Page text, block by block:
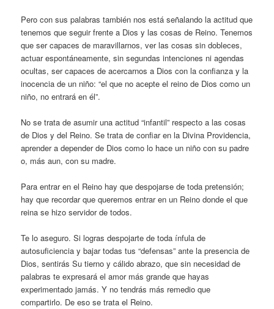
Pero con sus palabras también nos está señalando la actitud que
tenemos que seguir frente a Dios y las cosas de Reino. Tenemos
que ser capaces de maravillarnos, ver las cosas sin dobleces,
actuar espontáneamente, sin segundas intenciones ni agendas
ocultas, ser capaces de acercarnos a Dios con la confianza y la
inocencia de un niño: “el que no acepte el reino de Dios como un
niño, no entrará en él”.
No se trata de asumir una actitud “infantil” respecto a las cosas
de Dios y del Reino. Se trata de confiar en la Divina Providencia,
aprender a depender de Dios como lo hace un niño con su padre
o, más aun, con su madre.
Para entrar en el Reino hay que despojarse de toda pretensión;
hay que recordar que queremos entrar en un Reino donde el que
reina se hizo servidor de todos.
Te lo aseguro. Si logras despojarte de toda ínfula de
autosuficiencia y bajar todas tus “defensas” ante la presencia de
Dios, sentirás Su tierno y cálido abrazo, que sin necesidad de
palabras te expresará el amor más grande que hayas
experimentado jamás. Y no tendrás más remedio que
compartirlo. De eso se trata el Reino.